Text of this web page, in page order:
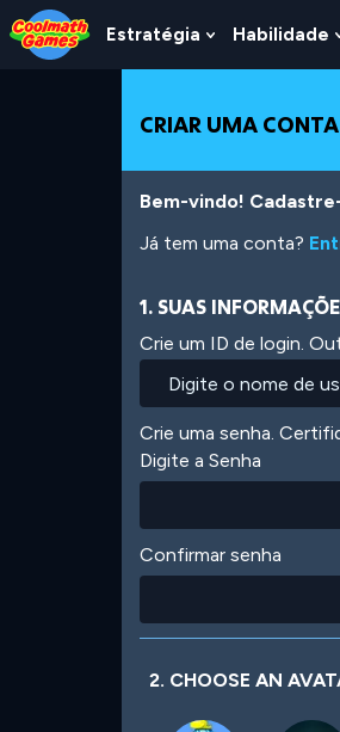
Skip
to
Top
Skip
to
Navigation
Skip
to
Main
Skip
to
Footer
para
Estratégia Show
Submenu
Estratégia
Habilidade
CRIAR UMA
Bem-vindo!
Já tem uma conta?
1. SUAS
Crie um ID de login.
Crie uma senha.
Digite a Senha
Confirmar senha
2. CHOOSE AN